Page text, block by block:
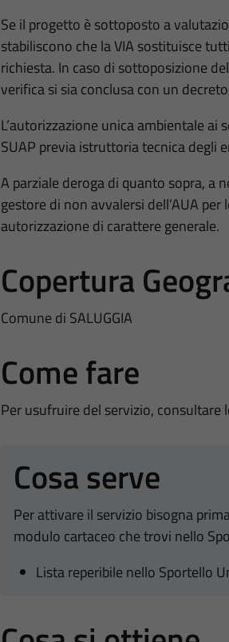
Se il progetto è sottoposto a
stabiliscono che la VIA sostituisce
richiesta. In caso di sottoposizione
verifica si sia conclusa con un
L’autorizzazione unica ambientale ai
SUAP previa istruttoria tecnica degli
A parziale deroga di quanto sopra, a
gestore di non avvalersi dell’AUA
autorizzazione di carattere generale.
Copertura
Comune di SALUGGIA
Come fare
Per usufruire del servizio, consultare
Cosa serve
Per attivare il servizio bisogna
modulo cartaceo che trovi nello
Lista reperibile nello Sportello